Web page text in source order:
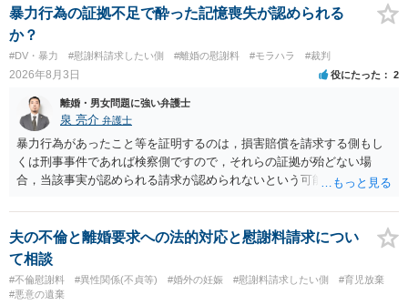
あれば，本人（行政書士でも同じだと思います。）への対応ではあま
り変わらないように思います。減額で折り合えるなら本人様の交渉で
もよいように思いますが，ゼロかどうかの観点であれば，訴訟に進む
しかなくなるようにも思います。そうしますと，お近くの弁護士に相
談して進めることを検討した方がよいようにも思います。
暴力行為の証拠不足で酔った記憶喪失が認められる
か？
#DV・暴力 #慰謝料請求したい側 #離婚の慰謝料 #モラハラ #裁判
2026年8月3日 役にたった 2
離婚・男女問題に強い弁護士
泉 亮介 弁護士
暴力行為があったこと等を証明するのは，損害賠償を請求する側もし
くは刑事事件であれば検察側ですので，それらの証拠が殆どない場
合，当該事実が認められる請求が認められないという可能性はあるで
夫の不倫と離婚要求への法的対応と慰謝料請求につい
て相談
#不倫慰謝料 #異性関係(不貞等) #婚外の妊娠 #慰謝料請求したい側
#育児放棄
#悪意の遺棄